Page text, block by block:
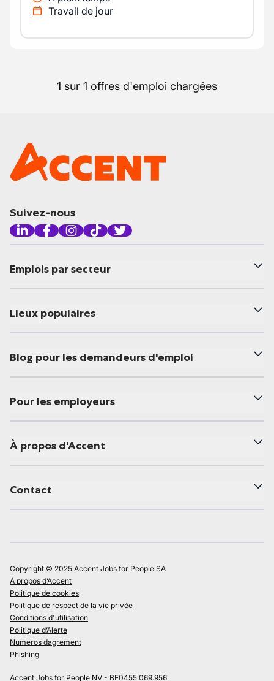
Travail de jour
1 sur 1 offres d'emploi chargées
Suivez-nous
Emplois par secteur
Lieux populaires
Blog pour les demandeurs d'emploi
Pour les employeurs
À propos d'Accent
Contact
Copyright © 2025 Accent Jobs for People SA
À propos d’Accent
Politique de cookies
Politique de respect de la vie privée
Conditions d'utilisation
Politique d’Alerte
Numeros dagrement
Phishing
Accent Jobs for People NV - BE0455.069.956